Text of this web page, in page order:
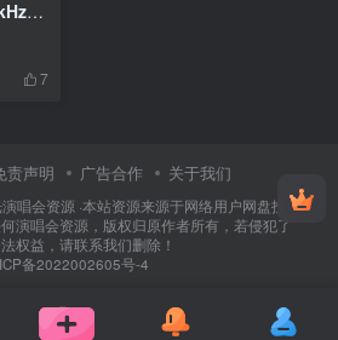
7
责声明 广告合作 关于我们
唱会资源 ·本站资源来源于网络用户网盘投
演唱会资源，版权归原作者所有，若侵犯了
权益，请联系我们删除！
备2022002605号-4